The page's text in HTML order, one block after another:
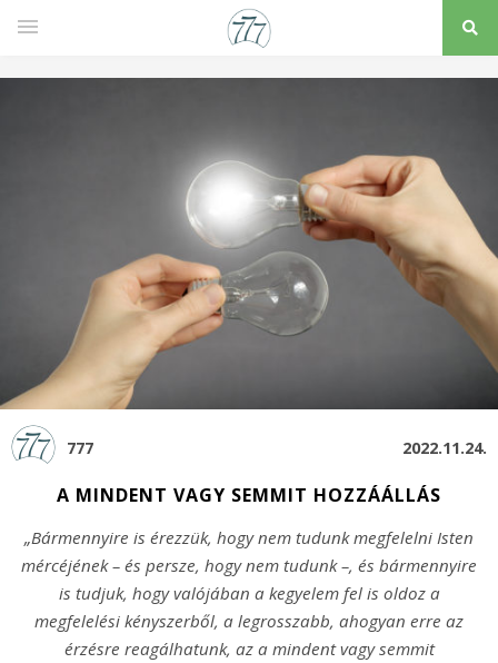
777 2022.11.24.
A MINDENT VAGY SEMMIT HOZZÁÁLLÁS
„Bármennyire is érezzük, hogy nem tudunk megfelelni Isten
mércéjének – és persze, hogy nem tudunk –, és bármennyire
is tudjuk, hogy valójában a kegyelem fel is oldoz a
megfelelési kényszerből, a legrosszabb, ahogyan erre az
érzésre reagálhatunk, az a mindent vagy semmit